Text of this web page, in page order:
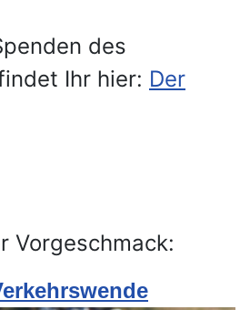
des
Ihr hier: Der
Vorgeschmack: